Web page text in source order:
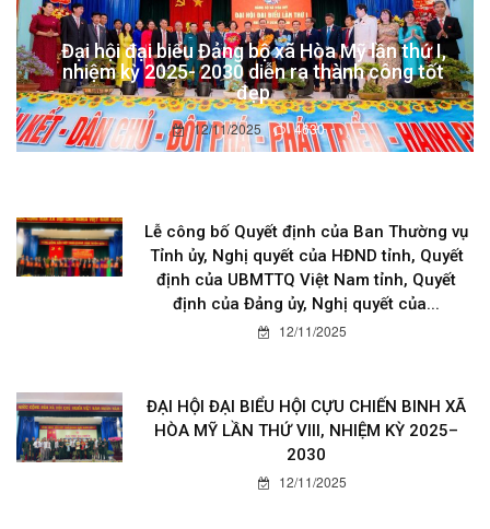
Đại hội đại biểu Đảng bộ xã Hòa Mỹ lần thứ I,
nhiệm kỳ 2025- 2030 diễn ra thành công tốt
đẹp
12/11/2025 4630
Lễ công bố Quyết định của Ban Thường vụ
Tỉnh ủy, Nghị quyết của HĐND tỉnh, Quyết
định của UBMTTQ Việt Nam tỉnh, Quyết
định của Đảng ủy, Nghị quyết của...
12/11/2025
ĐẠI HỘI ĐẠI BIỂU HỘI CỰU CHIẾN BINH XÃ
HÒA MỸ LẦN THỨ VIII, NHIỆM KỲ 2025–
2030
12/11/2025